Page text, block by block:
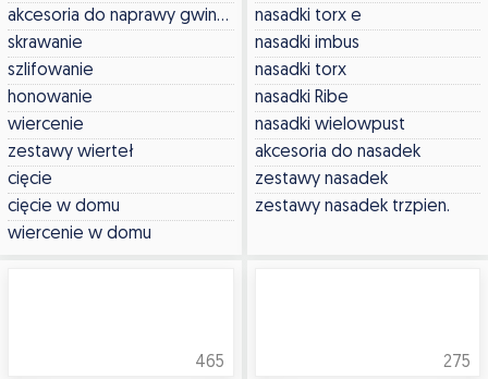
akcesoria do naprawy gwintów
skrawanie
szlifowanie
honowanie
wiercenie
zestawy wierteł
cięcie
cięcie w domu
wiercenie w domu
nasadki torx e
nasadki imbus
nasadki torx
nasadki Ribe
nasadki wielowpust
akcesoria do nasadek
zestawy nasadek
zestawy nasadek trzpien.
465 275